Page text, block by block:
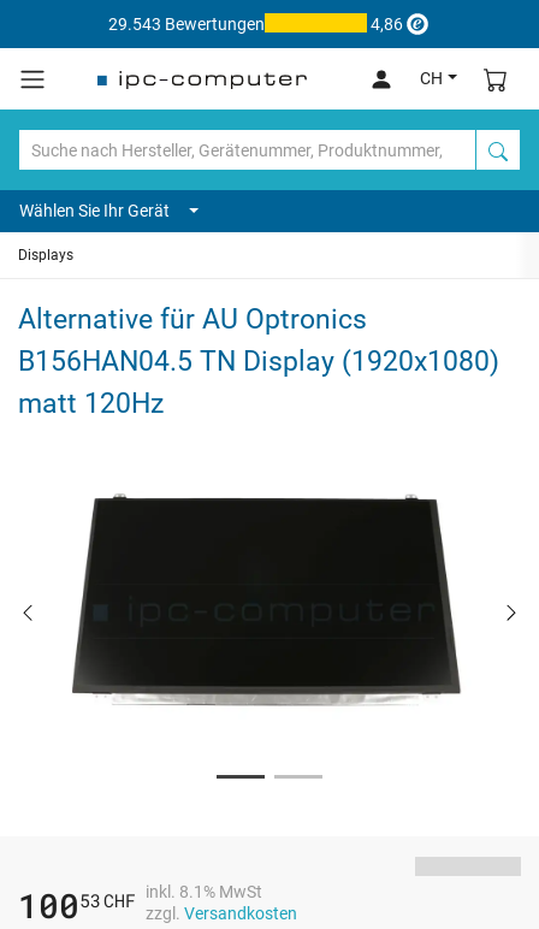
29.543 Bewertungen 4,86
CH
Wählen Sie Ihr Gerät
Displays
Alternative für AU Optronics
B156HAN04.5 TN Display (1920x1080)
matt 120Hz
10053CHF
inkl. 8.1% MwSt
zzgl. Versandkosten